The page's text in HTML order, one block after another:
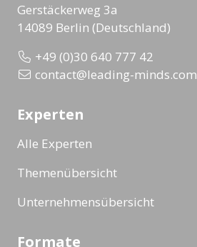
Gerstäckerweg 3a
14089 Berlin (Deutschland)
+49 (0)30 640 777 42
contact@leading-minds.com
Experten
Alle Experten
Themenübersicht
Unternehmensübersicht
Formate